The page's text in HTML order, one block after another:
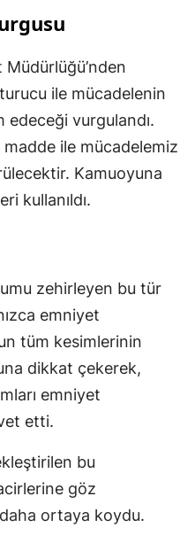
ile mücadelenin
edeceği vurgulandı.
madde ile mücadelemiz
Kamuoyuna
kullanıldı.
zehirleyen bu tür
emniyet
tüm kesimlerinin
dikkat çekerek,
emniyet
etti.
bu
göz
daha ortaya koydu.